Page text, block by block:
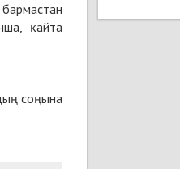
қайта
соңына